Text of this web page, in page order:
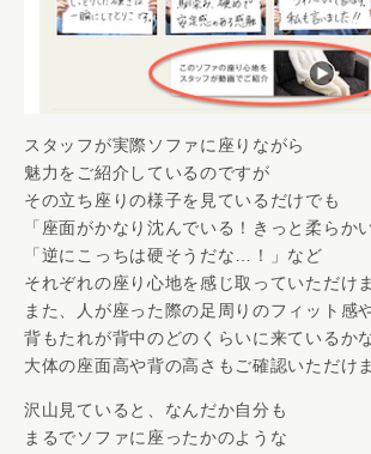
スタッフが実際ソファに座りながら
魅力をご紹介しているのですが
その立ち座りの様子を見ているだけでも
「座面がかなり沈んでいる！きっと柔らか
「逆にこっちは硬そうだな…！」など
それぞれの座り心地を感じ取っていただけま
また、人が座った際の足周りのフィット感
背もたれが背中のどのくらいに来ているか
大体の座面高や背の高さもご確認いただけま
沢山見ていると、なんだか自分も
まるでソファに座ったかのような